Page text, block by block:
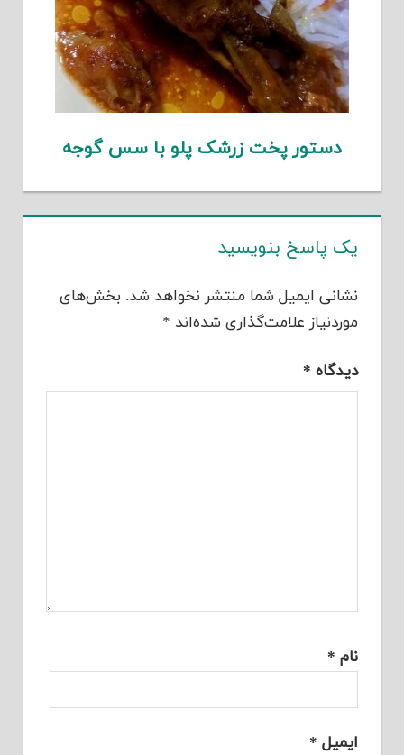
دستور پخت زرشک پلو با سس گوجه
یک پاسخ بنویسید
نشانی ایمیل شما منتشر نخواهد شد. بخش‌های
موردنیاز علامت‌گذاری شده‌اند *
دیدگاه *
نام *
ایمیل *